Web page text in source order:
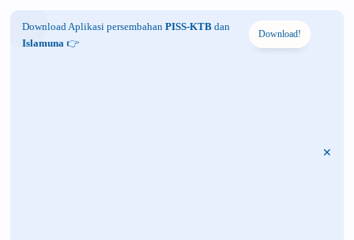
Download Aplikasi persembahan PISS-KTB dan
Islamuna 👉
Download!